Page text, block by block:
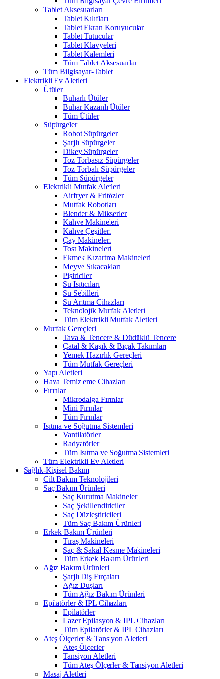
Tablet Aksesuarları
Tablet Kılıfları
Tablet Ekran Koruyucular
Tablet Tutucular
Tablet Klavyeleri
Tablet Kalemleri
Tüm Tablet Aksesuarları
Tüm Bilgisayar-Tablet
Elektrikli Ev Aletleri
Ütüler
Buharlı Ütüler
Buhar Kazanlı Ütüler
Tüm Ütüler
Süpürgeler
Robot Süpürgeler
Şarjlı Süpürgeler
Dikey Süpürgeler
Toz Torbasız Süpürgeler
Toz Torbalı Süpürgeler
Tüm Süpürgeler
Elektrikli Mutfak Aletleri
Airfryer & Fritözler
Mutfak Robotları
Blender & Mikserler
Kahve Makineleri
Kahve Çeşitleri
Çay Makineleri
Tost Makineleri
Ekmek Kızartma Makineleri
Meyve Sıkacakları
Pişiriciler
Su Isıtıcıları
Su Sebilleri
Su Arıtma Cihazları
Teknolojik Mutfak Aletleri
Tüm Elektrikli Mutfak Aletleri
Mutfak Gereçleri
Tava & Tencere & Düdüklü Tencere
Çatal & Kaşık & Bıçak Takımları
Yemek Hazırlık Gereçleri
Tüm Mutfak Gereçleri
Yapı Aletleri
Hava Temizleme Cihazları
Fırınlar
Mikrodalga Fırınlar
Mini Fırınlar
Tüm Fırınlar
Isıtma ve Soğutma Sistemleri
Vantilatörler
Radyatörler
Tüm Isıtma ve Soğutma Sistemleri
Tüm Elektrikli Ev Aletleri
Sağlık-Kişisel Bakım
Cilt Bakım Teknolojileri
Saç Bakım Ürünleri
Saç Kurutma Makineleri
Saç Şekillendiriciler
Saç Düzleştiricileri
Tüm Saç Bakım Ürünleri
Erkek Bakım Ürünleri
Tıraş Makineleri
Saç & Sakal Kesme Makineleri
Tüm Erkek Bakım Ürünleri
Ağız Bakım Ürünleri
Şarjlı Diş Fırçaları
Ağız Duşları
Tüm Ağız Bakım Ürünleri
Epilatörler & IPL Cihazları
Epilatörler
Lazer Epilasyon & IPL Cihazları
Tüm Epilatörler & IPL Cihazları
Ateş Ölçerler & Tansiyon Aletleri
Ateş Ölçerler
Tansiyon Aletleri
Tüm Ateş Ölçerler & Tansiyon Aletleri
Masaj Aletleri